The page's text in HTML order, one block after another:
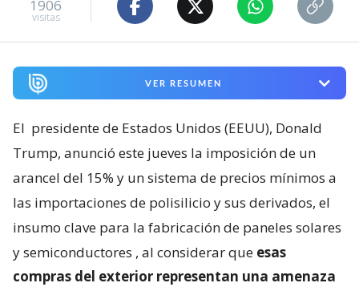
1906
visitas
VER RESUMEN
El presidente de Estados Unidos (EEUU), Donald
Trump, anunció este jueves la imposición de un
arancel del 15% y un sistema de precios mínimos a
las importaciones de polisilicio y sus derivados, el
insumo clave para la fabricación de paneles solares
y semiconductores , al considerar que esas
compras del exterior representan una amenaza